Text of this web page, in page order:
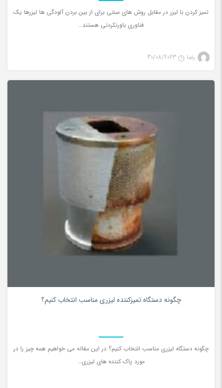
تمیز کردن با لیزر در مقابل روش های سنتی برای از بین بردن آلودگی ها لیزرها یک
فناوری باورنکردنی هستند…
رضا 30/08/2023
چگونه دستگاه تمیزکننده لیزری مناسب انتخاب کنیم؟
چگونه دستگاه لیزری مناسب انتخاب کنیم؟ در این مقاله می خواهیم همه چیز را در
مورد پاک کننده های لیزری…